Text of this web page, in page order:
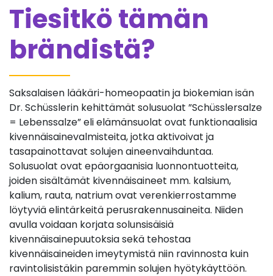
Tiesitkö tämän
brändistä?
Saksalaisen lääkäri-homeopaatin ja biokemian isän
Dr. Schüsslerin kehittämät solusuolat ”Schüsslersalze
= Lebenssalze” eli elämänsuolat ovat funktionaalisia
kivennäisainevalmisteita, jotka aktivoivat ja
tasapainottavat solujen aineenvaihduntaa.
Solusuolat ovat epäorgaanisia luonnontuotteita,
joiden sisältämät kivennäisaineet mm. kalsium,
kalium, rauta, natrium ovat verenkierrostamme
löytyviä elintärkeitä perusrakennusaineita. Niiden
avulla voidaan korjata solunsisäisiä
kivennäisainepuutoksia sekä tehostaa
kivennäisaineiden imeytymistä niin ravinnosta kuin
ravintolisistäkin paremmin solujen hyötykäyttöön.